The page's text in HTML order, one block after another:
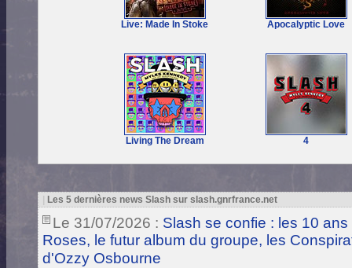
Live: Made In Stoke Apocalyptic Love
Living The Dream 4
Les 5 dernières news Slash sur slash.gnrfrance.net
Le 31/07/2026 : Slash se confie : les 10
Roses, le futur album du groupe, les
d'Ozzy Osbourne